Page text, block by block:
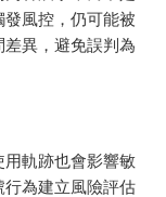
風控，仍可能被
異，避免誤判為
軌跡也會影響敏
行為建立風險評估